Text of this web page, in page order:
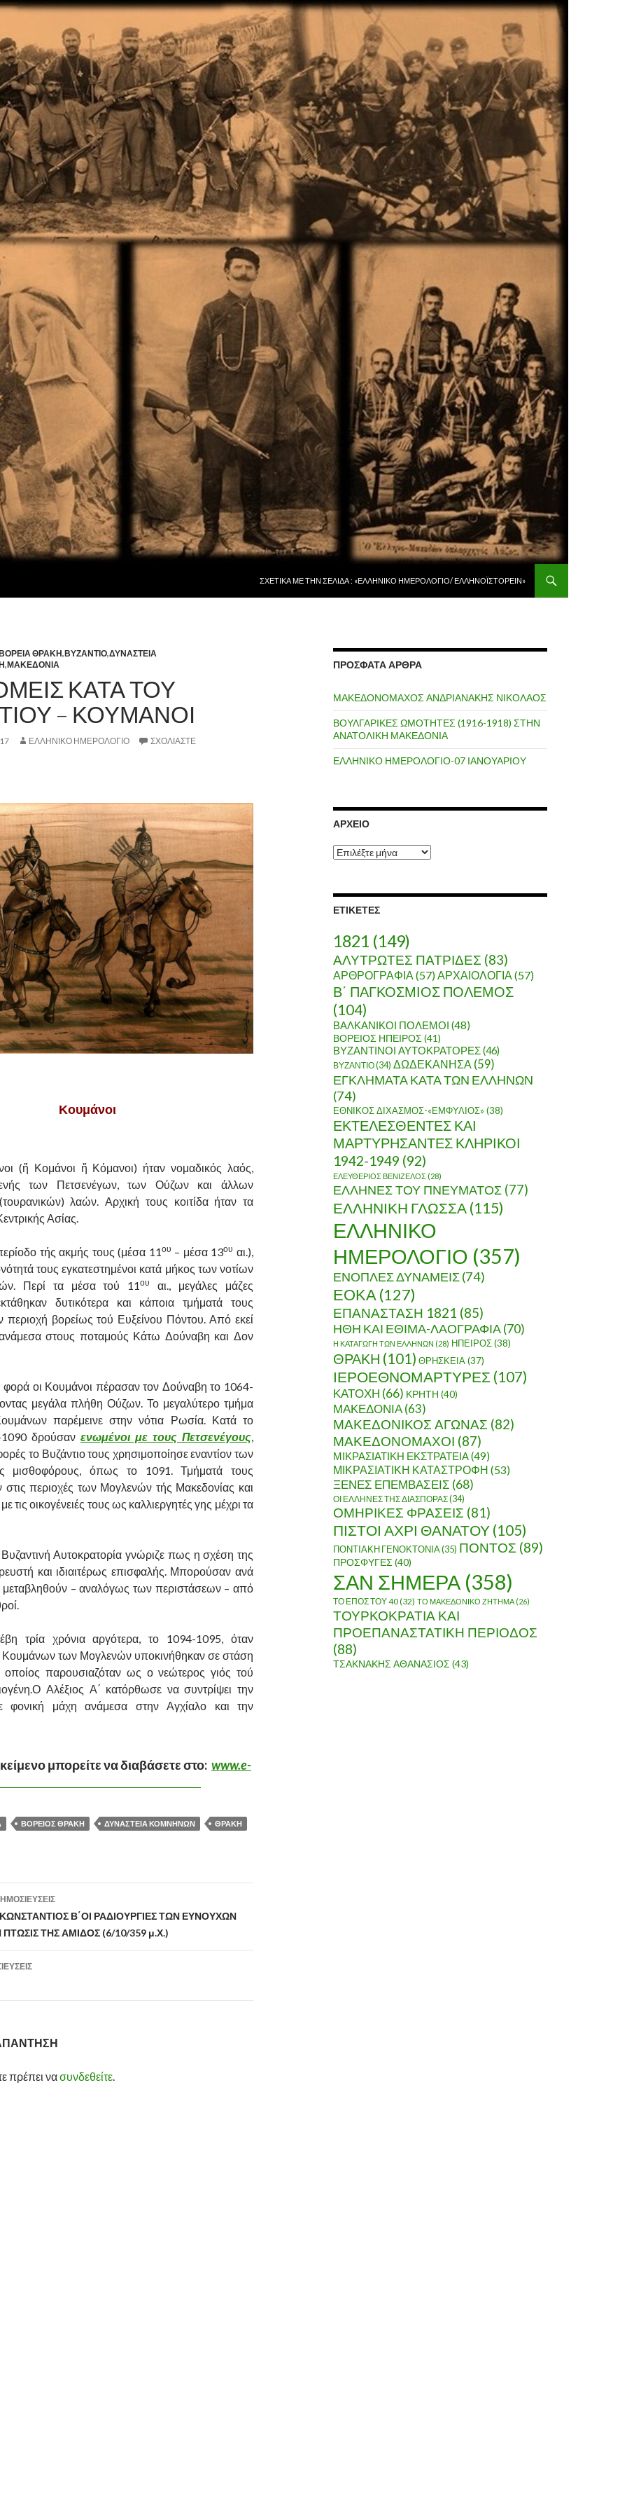
ΣΧΕΤΙΚᾺ ΜῈ ΤῊΝ ΣΕΛΊΔΑ : «ἙΛΛΗΝΙΚῸ ἩΜΕΡΟΛΌΓΙΟ/ ἙΛΛΗΝΟΪΣΤΟΡΕΙ͂Ν»
ΘΡΑΚΗ,ΒΥΖΑΝΤΙΟ,ΔΥΝΑΣΤΕΙΑ
,ΜΑΚΕΔΟΝΙΑ
ΚΑΤΑ ΤΟΥ
– ΚΟΥΜΑΝΟΙ
ΕΛΛΗΝΙΚΟ ΗΜΕΡΟΛΟΓΙΟ ΣΧΟΛΙΆΣΤΕ
Κουμάνοι
(ἤ Κομάνοι ἤ Κόμανοι) ήταν νομαδικός λαός,
των Πετσενέγων, των Ούζων και άλλων
λαών. Αρχική τους κοιτίδα ήταν τα
Ασίας.
τής ακμής τους (μέσα 11ου – μέσα 13ου αι.),
τους εγκατεστημένοι κατά μήκος των νοτίων
Περί τα μέσα τού 11ου
αι., μεγάλες μάζες
δυτικότερα και κάποια τμήματά τους
βορείως τού Ευξείνου Πόντου. Από εκεί
στους ποταμούς Κάτω Δούναβη και Δον
φορά οι Κουμάνοι πέρασαν τον Δούναβη το 1064-
μεγάλα πλήθη Ούζων. Το μεγαλύτερο τμήμα
παρέμεινε στην νότια Ρωσία. Κατά το
δρούσαν ενωμένοι με τους Πετσενέγους,
το Βυζάντιο τους χρησιμοποίησε εναντίον των
μισθοφόρους, όπως το 1091. Τμήματά τους
στις περιοχές των Μογλενών τής Μακεδονίας και
τις οικογένειές τους ως καλλιεργητές γης μέχρι τα
Αυτοκρατορία γνώριζε πως η σχέση της
και ιδιαιτέρως επισφαλής. Μπορούσαν ανά
– αναλόγως των περιστάσεων – από
τρία χρόνια αργότερα, το 1094-1095, όταν
Κουμάνων των Μογλενών υποκινήθηκαν σε στάση
παρουσιαζόταν ως ο νεώτερος γιός τού
Αλέξιος Α΄ κατόρθωσε να συντρίψει την
φονική μάχη ανάμεσα στην Αγχίαλο και την
μπορείτε να διαβάσετε στο: www.e-
ΒΟΡΕΙΟΣ ΘΡΑΚΗ ΔΥΝΑΣΤΕΙΑ ΚΟΜΝΗΝΩΝ
ΘΡΑΚΗ
Β΄ΟΙ ΡΑΔΙΟΥΡΓΙΕΣ ΤΩΝ ΕΥΝΟΥΧΩΝ
ΤΗΣ ΑΜΙΔΟΣ (6/10/359 μ.Χ.)
πρέπει νασυνδεθείτε.
ΠΡΌΣΦΑΤΑ ΆΡΘΡΑ
ΜΑΚΕΔΟΝΟΜΑΧΟΣ ΑΝΔΡΙΑΝΑΚΗΣ ΝΙΚΟΛΑΟΣ
ΒΟΥΛΓΑΡΙΚΕΣ ΩΜΟΤΗΤΕΣ (1916-1918) ΣΤΗΝ
ΑΝΑΤΟΛΙΚΗ ΜΑΚΕΔΟΝΙΑ
ΕΛΛΗΝΙΚΟ ΗΜΕΡΟΛΟΓΙΟ-07 ΙΑΝΟΥΑΡΙΟΥ
ΑΡΧΕΊΟ
Α
ρ
ο
ΕΤΙΚΈΤΕΣ
1821 (149)
ΑΛΥΤΡΩΤΕΣ ΠΑΤΡΙΔΕΣ (83)
ΑΡΘΡΟΓΡΑΦΙΑ(57)ΑΡΧΑΙΟΛΟΓΙΑ(57)
Β΄ ΠΑΓΚΟΣΜΙΟΣ ΠΟΛΕΜΟΣ
(104)
ΒΑΛΚΑΝΙΚΟΙ ΠΟΛΕΜΟΙ (48)
ΒΟΡΕΙΟΣ ΗΠΕΙΡΟΣ (41)
ΒΥΖΑΝΤΙΝΟΙ ΑΥΤΟΚΡΑΤΟΡΕΣ(46)
ΒΥΖΑΝΤΙΟ(34) ΔΩΔΕΚΑΝΗΣΑ (59)
ΕΓΚΛΗΜΑΤΑ ΚΑΤΑ ΤΩΝ ΕΛΛΗΝΩΝ
(74)
ΕΘΝΙΚΟΣ ΔΙΧΑΣΜΟΣ-«ΕΜΦΥΛΙΟΣ» (38)
ΕΚΤΕΛΕΣΘΕΝΤΕΣ ΚΑΙ
ΜΑΡΤΥΡΗΣΑΝΤΕΣ ΚΛΗΡΙΚΟΙ
1942-1949 (92)
ΕΛΕΥΘΕΡΙΟΣ ΒΕΝΙΖΕΛΟΣ (28)
ΕΛΛΗΝΕΣ ΤΟΥ ΠΝΕΥΜΑΤΟΣ (77)
ΕΛΛΗΝΙΚΗ ΓΛΩΣΣΑ (115)
ΕΛΛΗΝΙΚΟ
ΗΜΕΡΟΛΟΓΙΟ (357)
ΕΝΟΠΛΕΣ ΔΥΝΑΜΕΙΣ(74)
ΕΟΚΑ (127)
ΕΠΑΝΑΣΤΑΣΗ 1821 (85)
ΗΘΗ ΚΑΙ ΕΘΙΜΑ-ΛΑΟΓΡΑΦΙΑ(70)
Η ΚΑΤΑΓΩΓΗ ΤΩΝ ΕΛΛΗΝΩΝ (28) ΗΠΕΙΡΟΣ(38)
ΘΡΑΚΗ (101) ΘΡΗΣΚΕΙΑ(37)
ΙΕΡΟΕΘΝΟΜΑΡΤΥΡΕΣ (107)
ΚΑΤΟΧΗ (66) ΚΡΗΤΗ (40)
ΜΑΚΕΔΟΝΙΑ(63)
ΜΑΚΕΔΟΝΙΚΟΣ ΑΓΩΝΑΣ (82)
ΜΑΚΕΔΟΝΟΜΑΧΟΙ (87)
ΜΙΚΡΑΣΙΑΤΙΚΗ ΕΚΣΤΡΑΤΕΙΑ(49)
ΜΙΚΡΑΣΙΑΤΙΚΗ ΚΑΤΑΣΤΡΟΦΗ (53)
ΞΕΝΕΣ ΕΠΕΜΒΑΣΕΙΣ (68)
ΟΙ ΕΛΛΗΝΕΣ ΤΗΣ ΔΙΑΣΠΟΡΑΣ(34)
ΟΜΗΡΙΚΕΣ ΦΡΑΣΕΙΣ (81)
ΠΙΣΤΟΙ ΑΧΡΙ ΘΑΝΑΤΟΥ (105)
ΠΟΝΤΙΑΚΗ ΓΕΝΟΚΤΟΝΙΑ(35) ΠΟΝΤΟΣ (89)
ΠΡΟΣΦΥΓΕΣ (40)
ΣΑΝ ΣΗΜΕΡΑ (358)
ΤΟ ΕΠΟΣ ΤΟΥ 40(32) ΤΟ ΜΑΚΕΔΟΝΙΚΟ ΖΗΤΗΜΑ (26)
ΤΟΥΡΚΟΚΡΑΤΙΑ ΚΑΙ
ΠΡΟΕΠΑΝΑΣΤΑΤΙΚΗ ΠΕΡΙΟΔΟΣ
(88)
ΤΣΑΚΝΑΚΗΣ ΑΘΑΝΑΣΙΟΣ (43)